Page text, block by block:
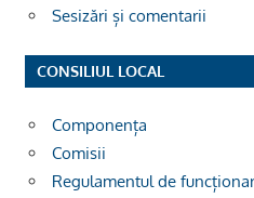
Sesizări și comentarii
CONSILIUL LOCAL
Componența
Comisii
Regulamentul de